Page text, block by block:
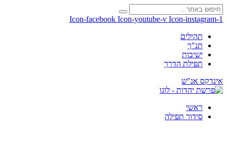
Icon-facebook Icon-youtube-v Icon-instagram-1
תהילים
תנ"ך
ישיבות
תפילת הדרך
אינדקס אנ"ש
ראשי
סידור תפילה